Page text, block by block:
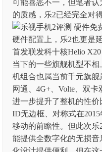
可能喜恶不一，但笔者
的质感，乐2已经完全对
硬件配置上，乐2也更是
首发联发科十核Helio
当下的一些旗舰机型不相
机组合也属当前千元旗
网通、4G+、Volte、双
进一步提升了整机的性价
ID无边框、对称式在
移动的前瞻性。但此次乐
能提供全数字化的无损